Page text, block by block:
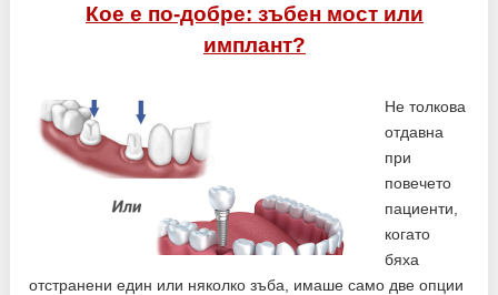
Кое е по-добре: зъбен мост или
имплант?
Не толкова
отдавна
при
повечето
пациенти,
когато
бяха
отстранени един или няколко зъба, имаше само две опции